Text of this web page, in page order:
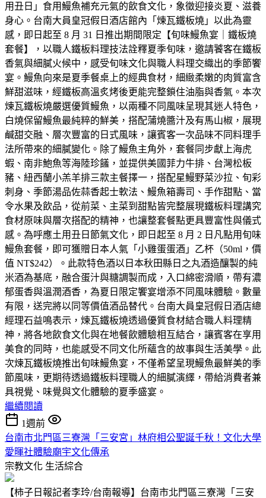
用丑日」食用鰻魚補充元氣的飲食文化，象徵迎接炎夏、滋養
身心。台南大員皇冠假日酒店館內「煉瓦鐵板燒」以此為靈
感，即日起至 8 月 31 日推出期間限定【旬味鰻魚宴｜鐵板燒
套餐】，以職人鐵板料理技法詮釋夏季旬味，邀請饕客在鐵板
香氣與細膩火候中，感受旬味文化與職人料理交織出的季節饗
宴。鰻魚向來是夏季餐桌上的經典食材，細緻柔嫩的肉質富含
鮮甜滋味，經鐵板高溫炙烤後更能完整鎖住油脂與香氣。本次
煉瓦鐵板燒嚴選優質鰻魚，以兩種不同風味呈現其迷人特色，
白燒保留鰻魚最純粹的鮮美，搭配蒲燒醬汁及有馬山椒，展現
鹹甜交融、層次豐富的日式風味，讓賓客一次品味不同料理手
法所帶來的細膩變化。除了鰻魚主角外，套餐同步獻上海虎
蝦、南非鮑魚等海陸珍饈，並提供美國菲力牛排、台灣松板
豬、紐西蘭小羔羊排三款主餐擇一，搭配星鰻野菜沙拉、旬彩
刺身、季節湯品佐蒜香起士軟法、鰻魚箱壽司、手作甜點、當
令水果及飲品，從前菜、主菜到甜點皆完整展現鐵板料理講究
食材原味與層次搭配的精神，也讓整套餐點更具豐富性與儀式
感。為呼應土用丑日節氣文化，即日起至 8 月 2 日凡點用旬味
鰻魚套餐，即可獲贈日本人氣「小雞蛋蛋酒」乙杯（50ml，價
值 NT$242）。此款特色酒以日本秋田縣日之丸酒造釀製的純
米酒為基底，融合蛋汁與糖調製而成，入口綿密滑順，帶有濃
郁蛋香與溫潤酒香，為夏日限定饗宴增添不同風味體驗。數量
有限，送完將以同等價值酒品替代。台南大員皇冠假日酒店總
經理石益鳴表示，煉瓦鐵板燒透過優質食材結合職人料理精
神，將各地飲食文化與在地餐飲體驗相互結合，讓賓客在享用
美食的同時，也能感受不同文化所蘊含的故事與生活美學。此
次煉瓦鐵板燒推出旬味鰻魚宴，不僅希望呈現鰻魚最鮮美的季
節風味，更期待透過鐵板料理職人的細膩演繹，帶給消費者兼
具視覺、味覺與文化體驗的夏季盛宴。
繼續閱讀
1週前
台南市北門區三寮灣「三安宮」林府相公聖誕千秋！文化大學
愛暉社體驗廟宇文化傳承
宗教文化 生活綜合
【柿子日報記者李玲/台南報導】台南市北門區三寮灣「三安